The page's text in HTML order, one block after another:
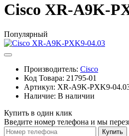
Cisco XR-A9K-
Популярный
Производитель: Cisco
Код Товара: 21795-01
Артикул: XR-A9K-PXK9-
Наличие: В наличии
Купить в один клик
Введите номер телефона и мы
Купить